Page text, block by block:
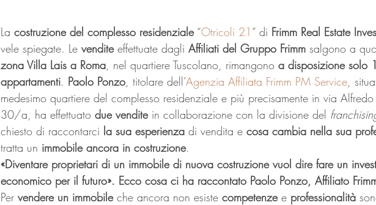
La costruzione del complesso residenziale “Otricoli 21 ” di Frimm Real Estate
vele spiegate. Le vendite effettuate dagli Affiliati del Gruppo Frimm salgono a
zona Villa Lais a Roma , nel quartiere Tuscolano, rimangono a disposizione solo
appartamenti. Paolo Ponzo , titolare dell’Agenzia Affiliata Frimm PM Service ,
medesimo quartiere del complesso residenziale e più precisamente in via
30/a, ha effettuato due vendite in collaborazione con la divisione del
chiesto di raccontarci la sua esperienza di vendita e cosa cambia nella sua
tratta un immobile ancora in costruzione.
«Diventare proprietari di un immobile di nuova costruzione vuol dire fare un
economico per il futuro». Ecco cosa ci ha raccontato Paolo Ponzo, Affiliato
Per vendere un immobile che ancora non esiste competenze e professionalità